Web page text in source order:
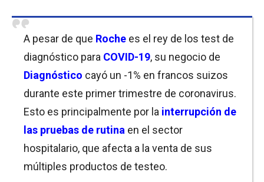
A pesar de que Roche es el rey de los test de
diagnóstico para COVID-19, su negocio de
Diagnóstico cayó un -1% en francos suizos
durante este primer trimestre de coronavirus.
Esto es principalmente por la interrupción de
las pruebas de rutina en el sector
hospitalario, que afecta a la venta de sus
múltiples productos de testeo.